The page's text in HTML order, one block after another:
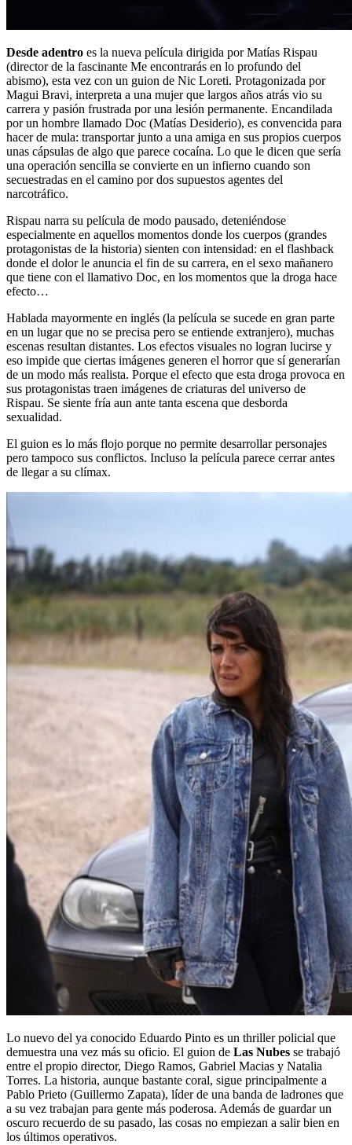
Desde adentro es la nueva película dirigida por Matías Rispau
(director de la fascinante Me encontrarás en lo profundo del
abismo), esta vez con un guion de Nic Loreti. Protagonizada por
Magui Bravi, interpreta a una mujer que largos años atrás vio su
carrera y pasión frustrada por una lesión permanente. Encandilada
por un hombre llamado Doc (Matías Desiderio), es convencida para
hacer de mula: transportar junto a una amiga en sus propios cuerpos
unas cápsulas de algo que parece cocaína. Lo que le dicen que sería
una operación sencilla se convierte en un infierno cuando son
secuestradas en el camino por dos supuestos agentes del
narcotráfico.
Rispau narra su película de modo pausado, deteniéndose
especialmente en aquellos momentos donde los cuerpos (grandes
protagonistas de la historia) sienten con intensidad: en el flashback
donde el dolor le anuncia el fin de su carrera, en el sexo mañanero
que tiene con el llamativo Doc, en los momentos que la droga hace
efecto…
Hablada mayormente en inglés (la película se sucede en gran parte
en un lugar que no se precisa pero se entiende extranjero), muchas
escenas resultan distantes. Los efectos visuales no logran lucirse y
eso impide que ciertas imágenes generen el horror que sí generarían
de un modo más realista. Porque el efecto que esta droga provoca en
sus protagonistas traen imágenes de criaturas del universo de
Rispau. Se siente fría aun ante tanta escena que desborda
sexualidad.
El guion es lo más flojo porque no permite desarrollar personajes
pero tampoco sus conflictos. Incluso la película parece cerrar antes
de llegar a su clímax.
Lo nuevo del ya conocido Eduardo Pinto es un thriller policial que
demuestra una vez más su oficio. El guion de Las Nubes se trabajó
entre el propio director, Diego Ramos, Gabriel Macias y Natalia
Torres. La historia, aunque bastante coral, sigue principalmente a
Pablo Prieto (Guillermo Zapata), líder de una banda de ladrones que
a su vez trabajan para gente más poderosa. Además de guardar un
oscuro recuerdo de su pasado, las cosas no empiezan a salir bien en
los últimos operativos.